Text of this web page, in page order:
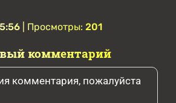
| Просмотры: 201
комментарий
комментария, пожалуйста